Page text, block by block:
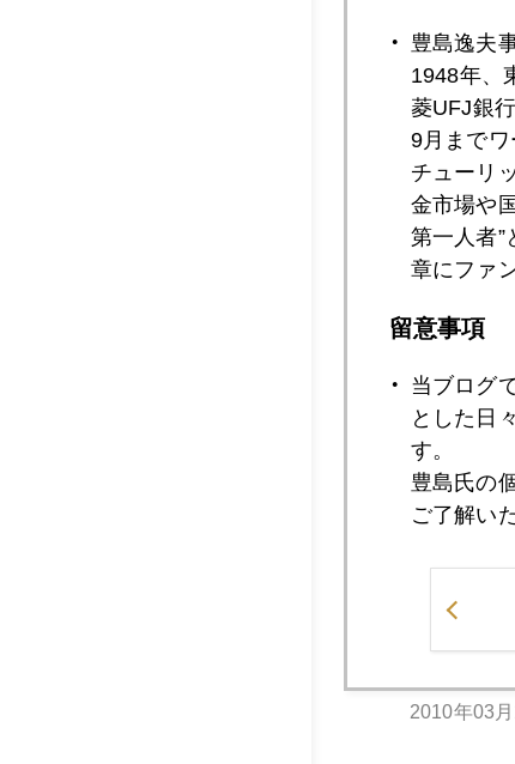
2010年03
2010年03
2010年03
2010年03
2010年03
2010年03月
2010年03
豊島逸夫
1948年、
菱UFJ銀
9月まで
チューリ
金市場や
第一人者
章にファ
留意事項
当ブログ
とした日
す。
豊島氏の
ご了解い